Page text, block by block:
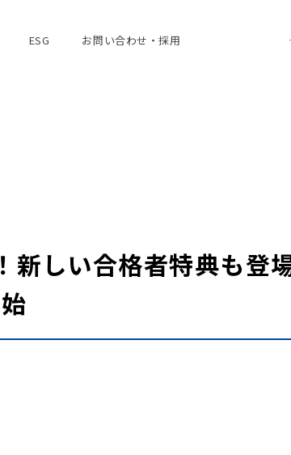
ESG お問い合わせ・採用
新しい合格者特典も登